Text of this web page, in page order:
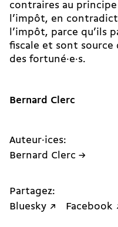
contraires au
l’impôt, en
l’impôt, parce qu’ils
fiscale et sont source
des fortuné·e·s.
Bernard Clerc
Auteur·ices:
Bernard Clerc →
Partagez:
Bluesky ↗
Facebook